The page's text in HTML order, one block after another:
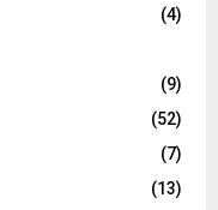
(4)
(9)
(52)
(7)
(13)